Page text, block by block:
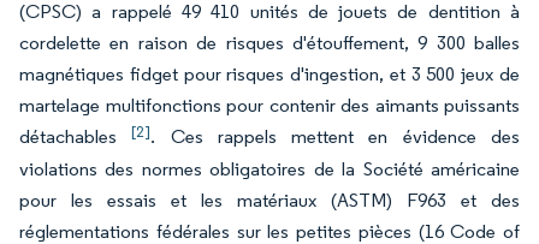
(CPSC) a rappelé 49 410 unités de jouets de dentition à
cordelette en raison de risques d'étouffement, 9 300 balles
magnétiques fidget pour risques d'ingestion, et 3 500 jeux de
martelage multifonctions pour contenir des aimants puissants
détachables[2]. Ces rappels mettent en évidence des
violations des normes obligatoires de la Société américaine
pour les essais et les matériaux (ASTM) F963 et des
réglementations fédérales sur les petites pièces (16 Code of